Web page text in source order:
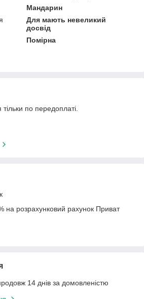
Мандарин
Для мають невеликий
досвід
Помірна
по передоплаті.
на розрахунковий рахунок Приват
14 днів за домовленістю